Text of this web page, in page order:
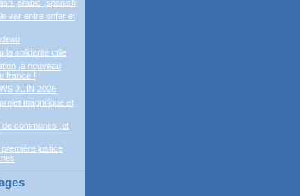
,arabic ,spanish
var entre enfer et
solidarité utile
,a nouveau
france !
JUIN 2026
magnifique et
de communes ,et
justice